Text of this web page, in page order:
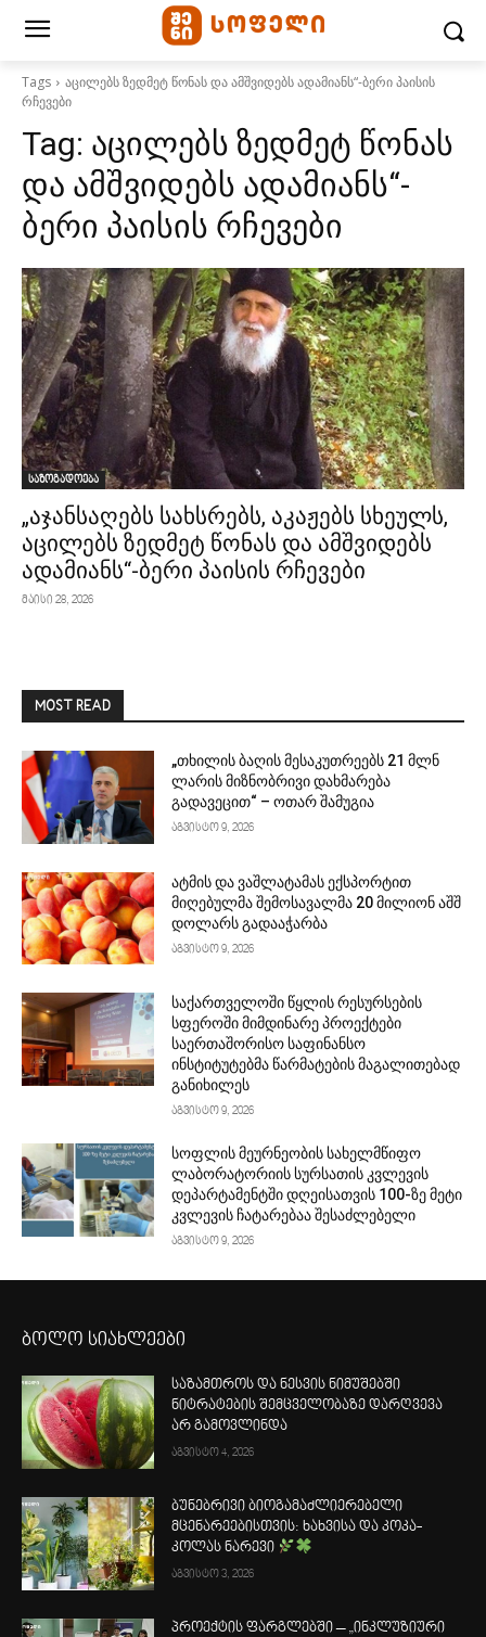
Tags
აცილებს ზედმეტ წონას და ამშვიდებს ადამიანს“-ბერი პაისის
რჩევები
Tag: აცილებს ზედმეტ წონას
და ამშვიდებს ადამიანს“-
ბერი პაისის რჩევები
საზოგადოება
„აჯანსაღებს სახსრებს, აკაჟებს სხეულს,
აცილებს ზედმეტ წონას და ამშვიდებს
ადამიანს“-ბერი პაისის რჩევები
მაისი 28, 2026
MOST READ
„თხილის ბაღის მესაკუთრეებს 21 მლნ
ლარის მიზნობრივი დახმარება
გადავეცით“ – ოთარ შამუგია
აგვისტო 9, 2026
ატმის და ვაშლატამას ექსპორტით
მიღებულმა შემოსავალმა 20 მილიონ აშშ
დოლარს გადააჭარბა
აგვისტო 9, 2026
საქართველოში წყლის რესურსების
სფეროში მიმდინარე პროექტები
საერთაშორისო საფინანსო
ინსტიტუტებმა წარმატების მაგალითებად
განიხილეს
აგვისტო 9, 2026
სოფლის მეურნეობის სახელმწიფო
ლაბორატორიის სურსათის კვლევის
დეპარტამენტში დღეისათვის 100-ზე მეტი
კვლევის ჩატარებაა შესაძლებელი
აგვისტო 9, 2026
ბოლო სიახლეები
საზამთროს და ნესვის ნიმუშებში
ნიტრატების შემცველობაზე დარღვევა
არ გამოვლინდა
აგვისტო 4, 2026
ბუნებრივი ბიოგამაძლიერებელი
მცენარეებისთვის: ხახვისა და კოკა-
კოლას ნარევი
აგვისტო 3, 2026
პროექტის ფარგლებში – „ინკლუზიური